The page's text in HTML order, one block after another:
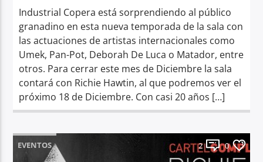
Industrial Copera está sorprendiendo al público
granadino en esta nueva temporada de la sala con
las actuaciones de artistas internacionales como
Umek, Pan-Pot, Deborah De Luca o Matador, entre
otros. Para cerrar este mes de Diciembre la sala
contará con Richie Hawtin, al que podremos ver el
próximo 18 de Diciembre. Con casi 20 años […]
EVENTOS 2 0